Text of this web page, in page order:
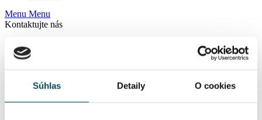
Súhlas Detaily O cookies
Menu Menu
Kontaktujte nás
Ďakujeme